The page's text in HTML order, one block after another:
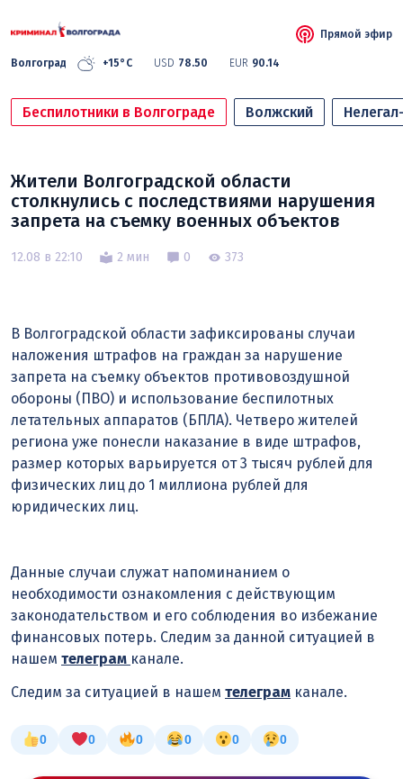
Волгоград +15°C USD 78.50 EUR 90.14
Прямой эфир
Беспилотники в Волгограде Волжский
Жители Волгоградской области
столкнулись с последствиями нарушения
запрета на съемку военных объектов
12.08 в 22:10 2 мин 0 373
В Волгоградской области зафиксированы случаи
наложения штрафов на граждан за нарушение
запрета на съемку объектов противовоздушной
обороны (ПВО) и использование беспилотных
летательных аппаратов (БПЛА). Четверо жителей
региона уже понесли наказание в виде штрафов,
размер которых варьируется от 3 тысяч рублей для
физических лиц до 1 миллиона рублей для
юридических лиц.
Данные случаи служат напоминанием о
необходимости ознакомления с действующим
законодательством и его соблюдения во избежание
финансовых потерь. Следим за данной ситуацией в
нашем телеграм канале.
Следим за ситуацией в нашем телеграм канале.
0 0 0 0 0 0